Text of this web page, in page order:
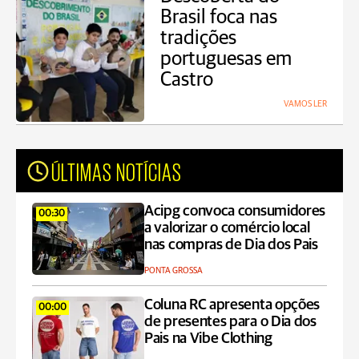
Brasil foca nas
tradições
portuguesas em
Castro
VAMOS LER
ÚLTIMAS NOTÍCIAS
00:30
Acipg convoca consumidores
a valorizar o comércio local
nas compras de Dia dos Pais
PONTA GROSSA
00:00
Coluna RC apresenta opções
de presentes para o Dia dos
Pais na Vibe Clothing